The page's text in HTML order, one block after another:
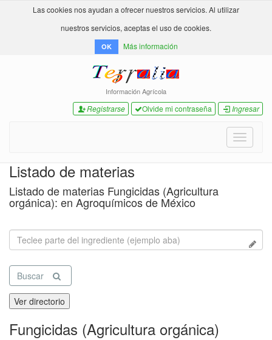
Las cookies nos ayudan a ofrecer nuestros servicios. Al utilizar
nuestros servicios, aceptas el uso de cookies.
OK Más información
Información Agrícola
Registrarse Olvide mi contraseña Ingresar
Toggle
Listado de materias
Listado de materias Fungicidas (Agricultura
orgánica): en Agroquímicos de México
Buscar
Ver directorio
Fungicidas (Agricultura orgánica)